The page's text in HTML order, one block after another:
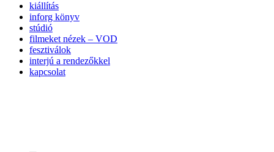
kiállítás
inforg könyv
stúdió
filmeket nézek – VOD
fesztiválok
interjú a rendezőkkel
kapcsolat